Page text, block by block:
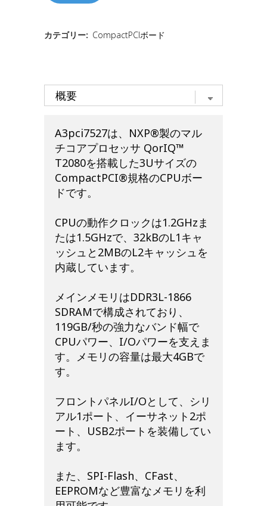
カテゴリー: CompactPCIボード
A3pci7527は、NXP®製のマル
チコアプロセッサ QorIQ™
T2080を搭載した3Uサイズの
CompactPCI®規格のCPUボー
ドです。
CPUの動作クロックは1.2GHzま
たは1.5GHzで、32kBのL1キャ
ッシュと2MBのL2キャッシュを
内蔵しています。
メインメモリはDDR3L-1866
SDRAMで構成されており、
119GB/秒の強力なバンド幅で
CPUパワー、I/Oパワーを支えま
す。メモリの容量は最大4GBで
す。
フロントパネルI/Oとして、シリ
アル1ポート、イーサネット2ポ
ート、USB2ポートを装備してい
ます。
また、SPI-Flash、CFast、
EEPROMなど豊富なメモリを利